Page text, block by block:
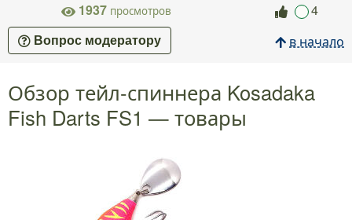
1937 просмотров 4
Вопрос модератору в начало
Обзор тейл-спиннера Kosadaka
Fish Darts FS1 — товары